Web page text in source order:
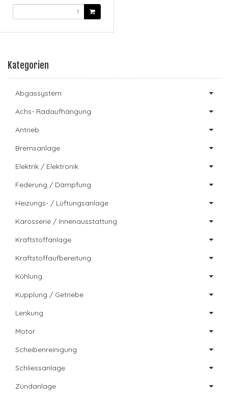
Kategorien
Abgassystem
Achs- Radaufhängung
Antrieb
Bremsanlage
Elektrik / Elektronik
Federung / Dämpfung
Heizungs- / Lüftungsanlage
Karosserie / Innenausstattung
Kraftstoffanlage
Kraftstoffaufbereitung
Kühlung
Kupplung / Getriebe
Lenkung
Motor
Scheibenreinigung
Schliessanlage
Zündanlage